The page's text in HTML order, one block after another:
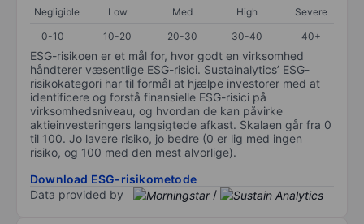
Negligible Low Med High
Severe
0-10
10-20 20-30 30-40 40+
ESG-risikoen er et mål for, hvor godt en virksomhed
håndterer væsentlige ESG-risici. Sustainalytics’ ESG-
risikokategori har til formål at hjælpe investorer med at
identificere og forstå finansielle ESG-risici på
virksomhedsniveau, og hvordan de kan påvirke
aktieinvesteringers langsigtede afkast. Skalaen går fra 0
til 100. Jo lavere risiko, jo bedre (0 er lig med ingen
risiko, og 100 med den mest alvorlige).
Download ESG-risikometode
Data provided by
/